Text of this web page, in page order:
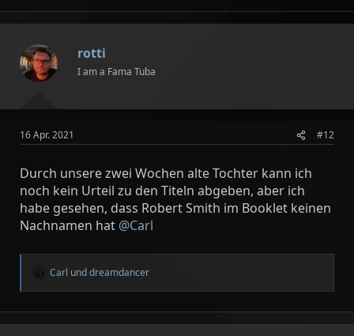
k
t
o
n
e
rotti
I am a Fama Tuba
16 Apr. 2021 #12
Durch unsere zwei Wochen alte Tochter kann ich
noch kein Urteil zu den Titeln abgeben, aber ich
habe gesehen, dass Robert Smith im Booklet keinen
Nachnamen hat @Carl
R
e
k
t
Carl unddreamdancer